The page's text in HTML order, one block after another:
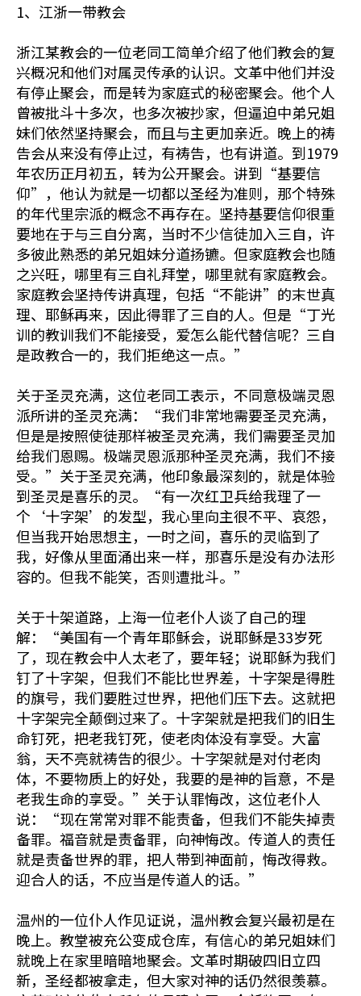
1、江浙一带教会
浙江某教会的一位老同工简单介绍了他们教会的复
兴概况和他们对属灵传承的认识。文革中他们并没
有停止聚会，而是转为家庭式的秘密聚会。他个人
曾被批斗十多次，也多次被抄家，但逼迫中弟兄姐
妹们依然坚持聚会，而且与主更加亲近。晚上的祷
告会从来没有停止过，有祷告，也有讲道。到1979
年农历正月初五，转为公开聚会。讲到“基要信
仰”，他认为就是一切都以圣经为准则，那个特殊
的年代里宗派的概念不再存在。坚持基要信仰很重
要地在于与三自分离，当时不少信徒加入三自，许
多彼此熟悉的弟兄姐妹分道扬镳。但家庭教会也随
之兴旺，哪里有三自礼拜堂，哪里就有家庭教会。
家庭教会坚持传讲真理，包括“不能讲”的末世真
理、耶稣再来，因此得罪了三自的人。但是“丁光
训的教训我们不能接受，爱怎么能代替信呢？三自
是政教合一的，我们拒绝这一点。”
关于圣灵充满，这位老同工表示，不同意极端灵恩
派所讲的圣灵充满：“我们非常地需要圣灵充满，
但是是按照使徒那样被圣灵充满，我们需要圣灵加
给我们恩赐。极端灵恩派那种圣灵充满，我们不接
受。”关于圣灵充满，他印象最深刻的，就是体验
到圣灵是喜乐的灵。“有一次红卫兵给我理了一
个‘十字架’的发型，我心里向主很不平、哀怨，
但当我开始思想主，一时之间，喜乐的灵临到了
我，好像从里面涌出来一样，那喜乐是没有办法形
容的。但我不能笑，否则遭批斗。”
关于十架道路，上海一位老仆人谈了自己的理
解：“美国有一个青年耶稣会，说耶稣是33岁死
了，现在教会中人太老了，要年轻；说耶稣为我们
钉了十字架，但我们不能比世界差，十字架是得胜
的旗号，我们要胜过世界，把他们压下去。这就把
十字架完全颠倒过来了。十字架就是把我们的旧生
命钉死，把老我钉死，使老肉体没有享受。大富
翁，天不亮就祷告的很少。十字架就是对付老肉
体，不要物质上的好处，我要的是神的旨意，不是
老我生命的享受。”关于认罪悔改，这位老仆人
说：“现在常常对罪不能责备，但我们不能失掉责
备罪。福音就是责备罪，向神悔改。传道人的责任
就是责备世界的罪，把人带到神面前，悔改得救。
迎合人的话，不应当是传道人的话。”
温州的一位仆人作见证说，温州教会复兴最初是在
晚上。教堂被充公变成仓库，有信心的弟兄姐妹们
就晚上在家里暗暗地聚会。文革时期破四旧立四
新，圣经都被拿走，但大家对神的话仍然很羡慕。